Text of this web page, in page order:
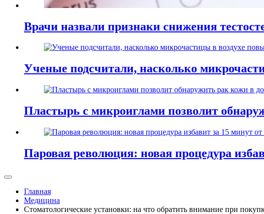
Врачи назвали признаки снижения
Ученые подсчитали, насколько
Пластырь с микроиглами позволит
Паровая революция: новая процедура
Главная
Медицина
Стоматологические установки: на что обратить внимание при